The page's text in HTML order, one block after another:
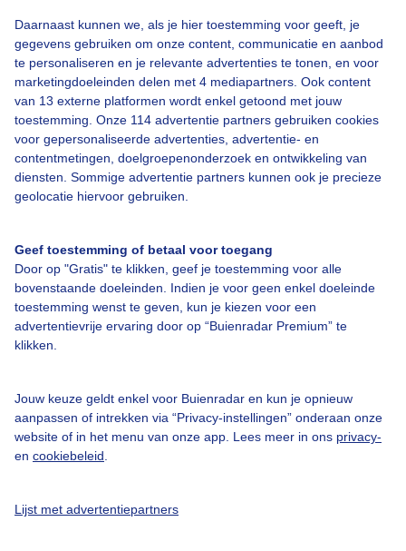
Daarnaast kunnen we, als je hier toestemming voor geeft, je
gegevens gebruiken om onze content, communicatie en aanbod
te personaliseren en je relevante advertenties te tonen, en voor
marketingdoeleinden delen met 4 mediapartners. Ook content
van 13 externe platformen wordt enkel getoond met jouw
toestemming. Onze 114 advertentie partners gebruiken cookies
voor gepersonaliseerde advertenties, advertentie- en
contentmetingen, doelgroepenonderzoek en ontwikkeling van
diensten. Sommige advertentie partners kunnen ook je precieze
geolocatie hiervoor gebruiken.
Geef toestemming of betaal voor toegang
Door op "Gratis" te klikken, geef je toestemming voor alle
bovenstaande doeleinden. Indien je voor geen enkel doeleinde
toestemming wenst te geven, kun je kiezen voor een
advertentievrije ervaring door op “Buienradar Premium” te
klikken.
Jouw keuze geldt enkel voor Buienradar en kun je opnieuw
aanpassen of intrekken via “Privacy-instellingen” onderaan onze
website of in het menu van onze app. Lees meer in ons privacy-
en cookiebeleid
Lijst met advertentiepartners
Een moment geduld aub...
Bedrijfsgegevens
Veelgestelde vragen
Contact
Adverteren
Buienradar Team
Cookie beleid